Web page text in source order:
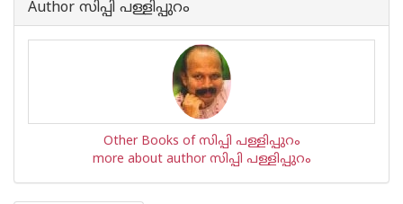
Book
is
Author സിപ്പി പള്ളിപ്പുറം
Other Books of സിപ്പി പള്ളിപ്പുറം
more about author സിപ്പി പള്ളിപ്പുറം